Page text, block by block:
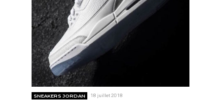
SNEAKERS JORDAN 18 juillet 2018